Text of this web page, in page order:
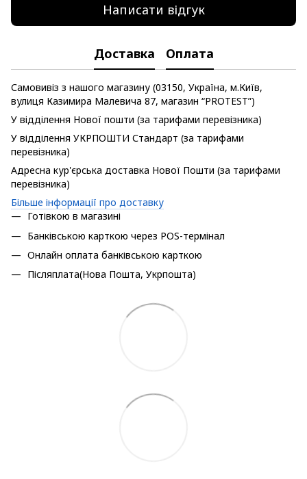
Написати відгук
Доставка Оплата
Самовивіз з нашого магазину (03150, Україна, м.Київ,
вулиця Казимира Малевича 87, магазин “PROTEST”)
У відділення Нової пошти (за тарифами перевізника)
У відділення УКРПОШТИ Стандарт (за тарифами
перевізника)
Адресна кур'єрська доставка Нової Пошти (за тарифами
перевізника)
Більше інформації про доставку
Готівкою в магазині
Банківською карткою через POS-термінал
Онлайн оплата банківською карткою
Післяплата(Нова Пошта, Укрпошта)